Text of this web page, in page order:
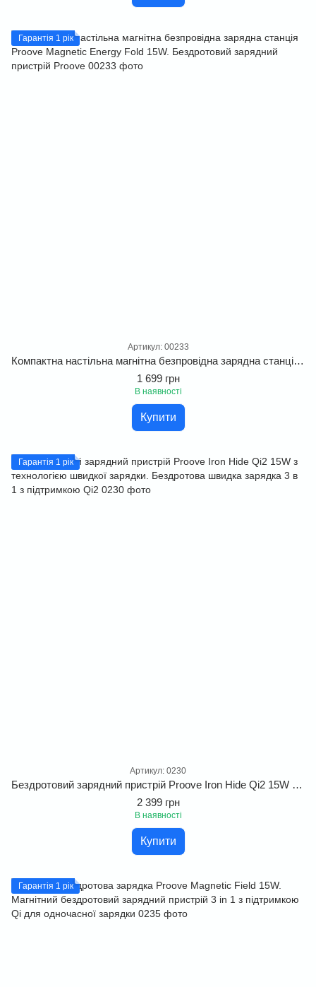
Гарантія 1 рік
Артикул: 00233
Компактна настільна магнітна безпровідна зарядна станція Proove Magnetic Energy Fold 15W. Бездротовий зарядний пристрій Proove
1 699 грн
В наявності
Купити
Гарантія 1 рік
Артикул: 0230
Бездротовий зарядний пристрій Proove Iron Hide Qi2 15W з технологією швидкої зарядки. Бездротова швидка зарядка 3 в 1 з підтримкою Qi2
2 399 грн
В наявності
Купити
Гарантія 1 рік